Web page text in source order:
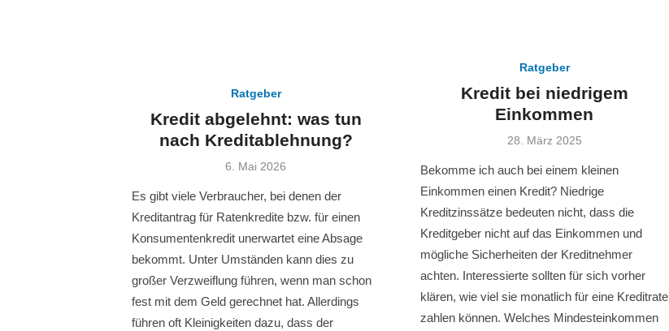
Ratgeber
Kredit abgelehnt: was tun
nach Kreditablehnung?
Veröffentlicht
6. Mai 2026
Es gibt viele Verbraucher, bei denen der
Kreditantrag für Ratenkredite bzw. für einen
Konsumentenkredit unerwartet eine Absage
bekommt. Unter Umständen kann dies zu
großer Verzweiflung führen, wenn man schon
fest mit dem Geld gerechnet hat. Allerdings
führen oft Kleinigkeiten dazu, dass der
Ratgeber
Kredit bei niedrigem
Einkommen
Veröffentlicht
28. März 2025
Bekomme ich auch bei einem kleinen
Einkommen einen Kredit? Niedrige
Kreditzinssätze bedeuten nicht, dass die
Kreditgeber nicht auf das Einkommen und
mögliche Sicherheiten der Kreditnehmer
achten. Interessierte sollten für sich vorher
klären, wie viel sie monatlich für eine Kreditrate
zahlen können. Welches Mindesteinkommen